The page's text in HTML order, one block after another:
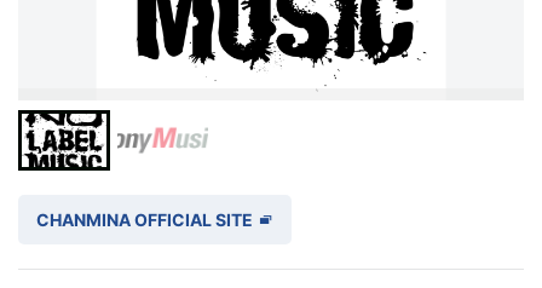
CHANMINA OFFICIAL SITE